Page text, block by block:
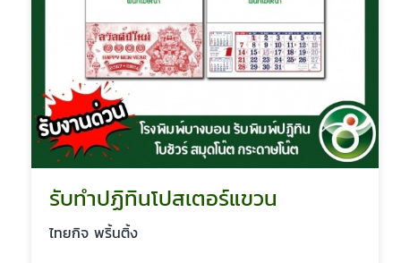
รับทำปฏิทินโปสเตอร์แขวน
ไทยกิจ พริ้นติ้ง